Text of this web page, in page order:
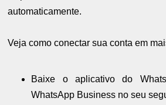
automaticamente.
Veja como conectar sua conta em
Baixe o aplicativo do
WhatsApp Business no seu